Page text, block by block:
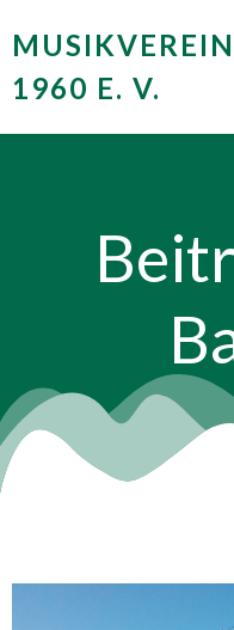
1960 E. V.